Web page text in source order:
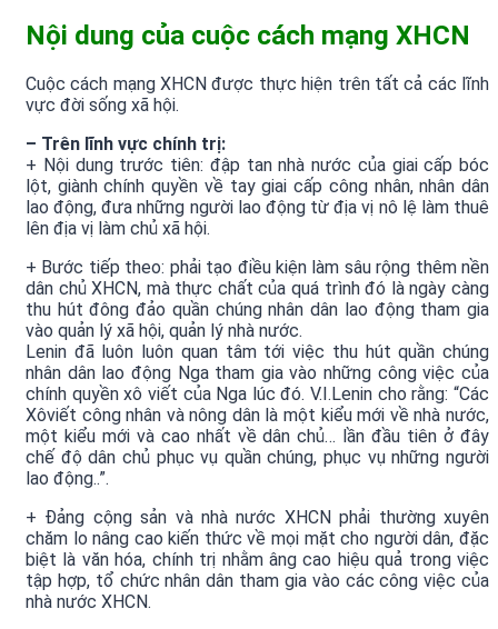
Nội dung của cuộc cách mạng XHCN
Cuộc cách mạng XHCN được thực hiện trên tất cả các lĩnh
vực đời sống xã hội.
– Trên lĩnh vực chính trị:
+ Nội dung trước tiên: đập tan nhà nước của giai cấp bóc
lột, giành chính quyền về tay giai cấp công nhân, nhân dân
lao động, đưa những người lao động từ địa vị nô lệ làm thuê
lên địa vị làm chủ xã hội.
+ Bước tiếp theo: phải tạo điều kiện làm sâu rộng thêm nền
dân chủ XHCN, mà thực chất của quá trình đó là ngày càng
thu hút đông đảo quần chúng nhân dân lao động tham gia
vào quản lý xã hội, quản lý nhà nước.
Lenin đã luôn luôn quan tâm tới việc thu hút quần chúng
nhân dân lao động Nga tham gia vào những công việc của
chính quyền xô viết của Nga lúc đó. V.I.Lenin cho rằng: “Các
Xôviết công nhân và nông dân là một kiểu mới về nhà nước,
một kiểu mới và cao nhất về dân chủ… lần đầu tiên ở đây
chế độ dân chủ phục vụ quần chúng, phục vụ những người
lao động..”.
+ Đảng cộng sản và nhà nước XHCN phải thường xuyên
chăm lo nâng cao kiến thức về mọi mặt cho người dân, đặc
biệt là văn hóa, chính trị nhằm âng cao hiệu quả trong việc
tập hợp, tổ chức nhân dân tham gia vào các công việc của
nhà nước XHCN.